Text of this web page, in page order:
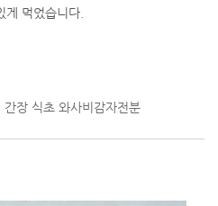
게 먹었습니다.
장 식초 와사비감자전분